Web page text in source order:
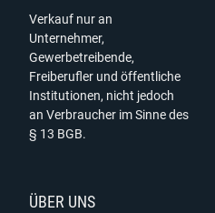
Verkauf nur an
Unternehmer,
Gewerbetreibende,
Freiberufler und öffentliche
Institutionen, nicht jedoch
an Verbraucher im Sinne des
§ 13 BGB.
ÜBER UNS